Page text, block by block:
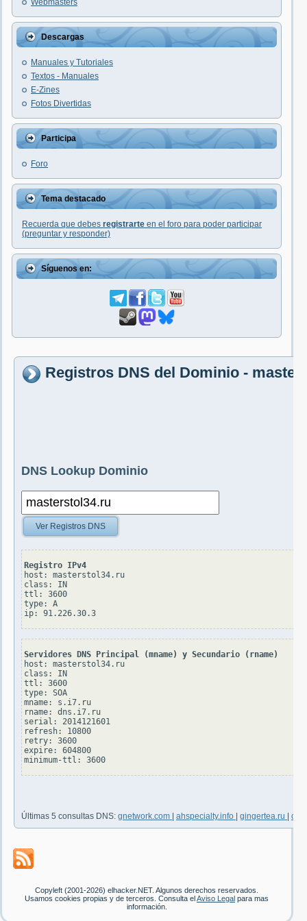
Webmasters
Descargas
Manuales y Tutoriales
Textos - Manuales
E-Zines
Fotos Divertidas
Participa
Foro
Tema destacado
Recuerda que debes registrarte en el foro para poder participar
(preguntar y responder)
Síguenos en:
Registros DNS del Dominio -
DNS Lookup Dominio
Ver Registros DNS
Registro IPv4
host: masterstol34.ru
class: IN
ttl: 3600
type: A
Servidores DNS Principal (mname) y Secundario (rname)
host: masterstol34.ru
class: IN
ttl: 3600
type: SOA
mname: s.i7.ru
rname: dns.i7.ru
serial: 2014121601
refresh: 10800
retry: 3600
expire: 604800
Últimas 5 consultas DNS: gnetwork.com ahspecialty.info gingertea.ru
Copyleft (2001-2026) elhacker.NET. Algunos derechos reservados.
Usamos cookies propias y de terceros. Consulta el Aviso Legal para mas
información.